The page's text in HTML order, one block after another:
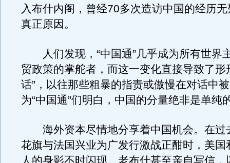
入布什内阁，曾经70多次造访中国的经历
真正原因。
人们发现，“中国通”几乎成为所有世界
贸政策的掌舵者，而这一变化直接导致了形
话”，以往那些粗暴的指责或傲慢在对话中
为“中国通”们明白，中国的分量绝非是单纯
海外资本尽情地分享着中国机会。在过
花旗与法国兴业为广发行激战正酣时，美国
人的身影不时闪现。老布什甚至亲自写信，